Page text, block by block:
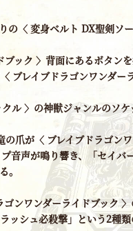
の〈 変身ベルト DX聖剣ソ
ック 〉背面にあるボタン
ブレイブドラゴンワンダー
ル 〉の神獣ジャンルのソケ
爪が〈 ブレイブドラゴン
音声が鳴り響き、「セイバ
。
ンワンダーライドブック
ッシュ必殺撃」という2種